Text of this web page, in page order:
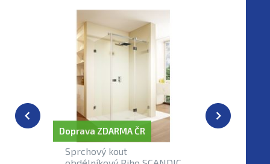
Sprchový kout
Doprava ZDARMA ČR Doprava